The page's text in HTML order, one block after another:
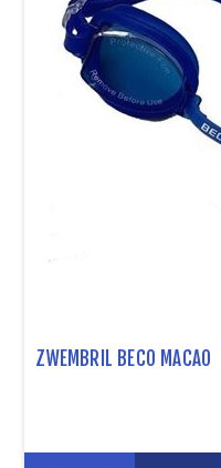
ZWEMBRIL BECO MACAO